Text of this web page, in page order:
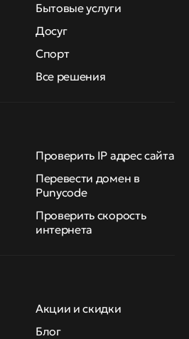
Бытовые услуги
Досуг
Спорт
Все решения
Проверить IP адрес сайта
Перевести домен в
Punycode
Проверить скорость
интернета
Акции и скидки
Блог